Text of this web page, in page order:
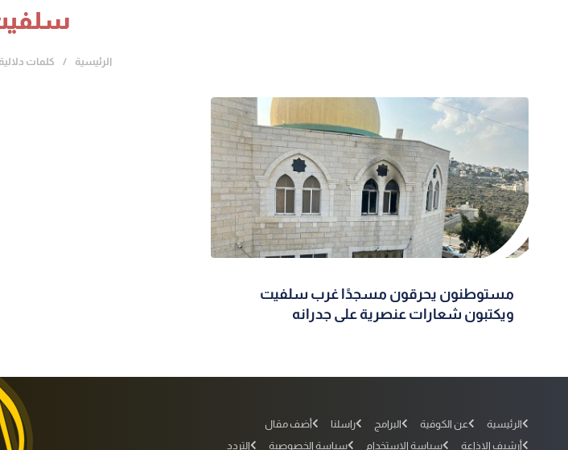
الرئيسية كلمات دلالية
مستوطنون يحرقون مسجدًا غرب سلفيت
ويكتبون شعارات عنصرية على جدرانه
الرئيسية عن الكوفية البرامج راسلنا
أضف مقال
أرشيف الإذاعة
سياسة الاستخدام سياسة الخصوصية التردد